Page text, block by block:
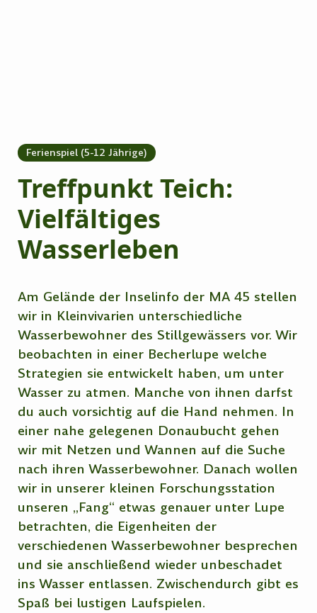
Ferienspiel (5-12 Jährige)
Treffpunkt Teich:
Vielfältiges
Wasserleben
Am Gelände der Inselinfo der MA 45 stellen
wir in Kleinvivarien unterschiedliche
Wasserbewohner des Stillgewässers vor. Wir
beobachten in einer Becherlupe welche
Strategien sie entwickelt haben, um unter
Wasser zu atmen. Manche von ihnen darfst
du auch vorsichtig auf die Hand nehmen. In
einer nahe gelegenen Donaubucht gehen
wir mit Netzen und Wannen auf die Suche
nach ihren Wasserbewohner. Danach wollen
wir in unserer kleinen Forschungsstation
unseren „Fang“ etwas genauer unter Lupe
betrachten, die Eigenheiten der
verschiedenen Wasserbewohner besprechen
und sie anschließend wieder unbeschadet
ins Wasser entlassen. Zwischendurch gibt es
Spaß bei lustigen Laufspielen.